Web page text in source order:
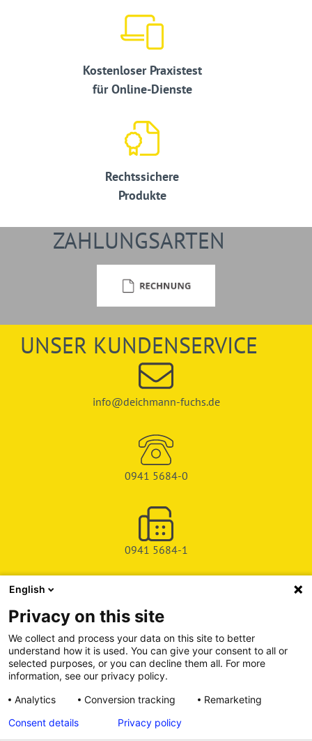
Kostenloser Praxistest
für Online-Dienste
Rechtssichere
Produkte
ZAHLUNGSARTEN
UNSER KUNDENSERVICE
info@deichmann-fuchs.de
0941 5684-0
0941 5684-1
SHOP
SERVICE & SUPPORT
DEICHMAN-FUCHS VERLAG
Alle Preise inkl. gesetzl. Mehrwertsteuer zzgl. Versandkosten, wenn
English
Privacy on this site
We collect and process your data on this site to better
understand how it is used. You can give your consent to all or
selected purposes, or you can decline them all. For more
information, see our privacy policy.
Analytics
Conversion tracking
Remarketing
Consent details
Privacy policy